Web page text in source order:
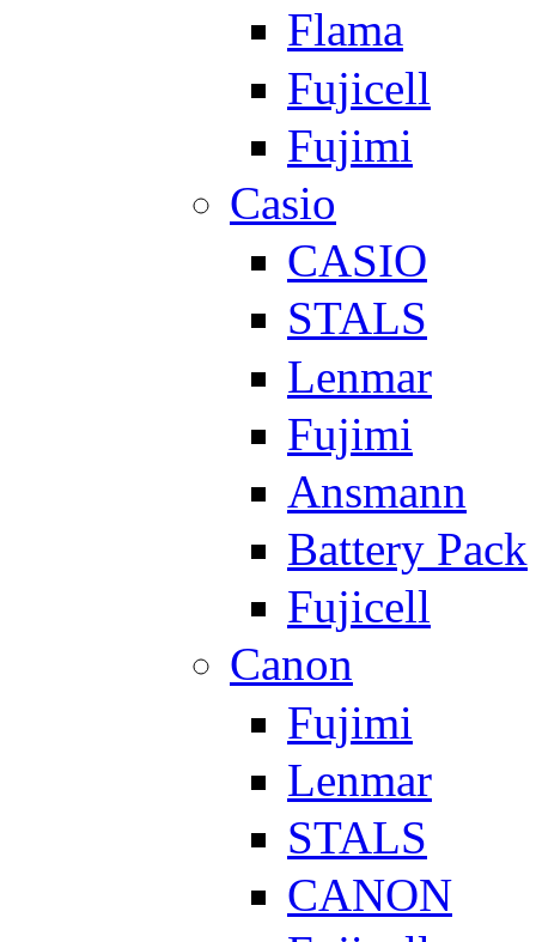
Flama
Fujicell
Fujimi
Casio
CASIO
STALS
Lenmar
Fujimi
Ansmann
Battery Pack
Fujicell
Canon
Fujimi
Lenmar
STALS
CANON